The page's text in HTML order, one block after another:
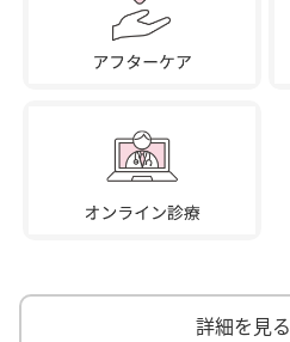
詳細を見る